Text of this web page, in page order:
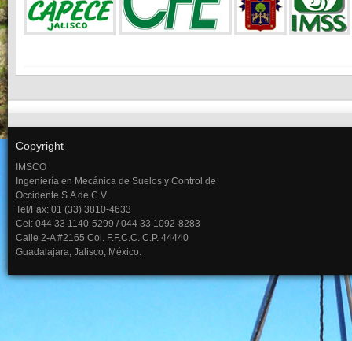
Copyright
IMSCO
Ingeniería en Mecánica de Suelos y Control de
Occidente S.A de C.V.
Tel/Fax: 01 (33) 3810-4633
Cel: 044 33 1140-5299 / 044 33 1092-8283
Calle 2-A #2165 Col. F.F.C.C. C.P. 44440
Guadalajara, Jalisco, México.